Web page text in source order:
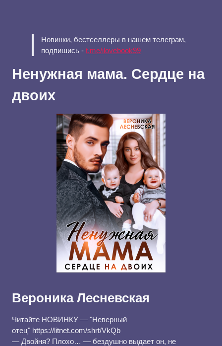
Новинки, бестселлеры в нашем телеграм,
подпишись - t.me/ilovebook99
Ненужная мама. Сердце на
двоих
Вероника Лесневская
Читайте НОВИНКУ — "Неверный
отец" https://litnet.com/shrt/VkQb
— Двойня? Плохо… — бездушно выдает он, не